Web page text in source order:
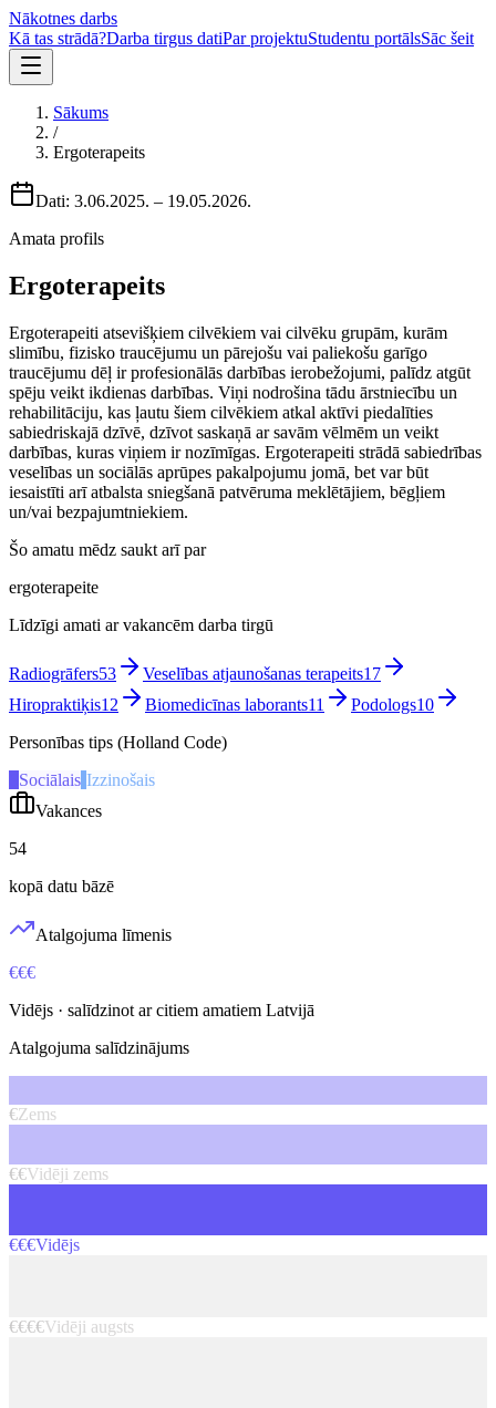
Nākotnes darbs
Kā tas strādā?Darba tirgus datiPar projektuStudentu portālsSāc šeit
Sākums
/
Ergoterapeits
Dati: 3.06.2025. – 19.05.2026.
Amata profils
Ergoterapeits
Ergoterapeiti atsevišķiem cilvēkiem vai cilvēku grupām, kurām
slimību, fizisko traucējumu un pārejošu vai paliekošu garīgo
traucējumu dēļ ir profesionālās darbības ierobežojumi, palīdz atgūt
spēju veikt ikdienas darbības. Viņi nodrošina tādu ārstniecību un
rehabilitāciju, kas ļautu šiem cilvēkiem atkal aktīvi piedalīties
sabiedriskajā dzīvē, dzīvot saskaņā ar savām vēlmēm un veikt
darbības, kuras viņiem ir nozīmīgas. Ergoterapeiti strādā sabiedrības
veselības un sociālās aprūpes pakalpojumu jomā, bet var būt
iesaistīti arī atbalsta sniegšanā patvēruma meklētājiem, bēgļiem
un/vai bezpajumtniekiem.
Šo amatu mēdz saukt arī par
ergoterapeite
Līdzīgi amati ar vakancēm darba tirgū
Radiogrāfers53 Veselības atjaunošanas terapeits17
Hiropraktiķis12 Biomedicīnas laborants11 Podologs10
Personības tips (Holland Code)
Sociālais Izzinošais
Vakances
54
kopā datu bāzē
Atalgojuma līmenis
€€€
Vidējs · salīdzinot ar citiem amatiem Latvijā
Atalgojuma salīdzinājums
€Zems
€€Vidēji zems
€€€Vidējs
€€€€Vidēji augsts